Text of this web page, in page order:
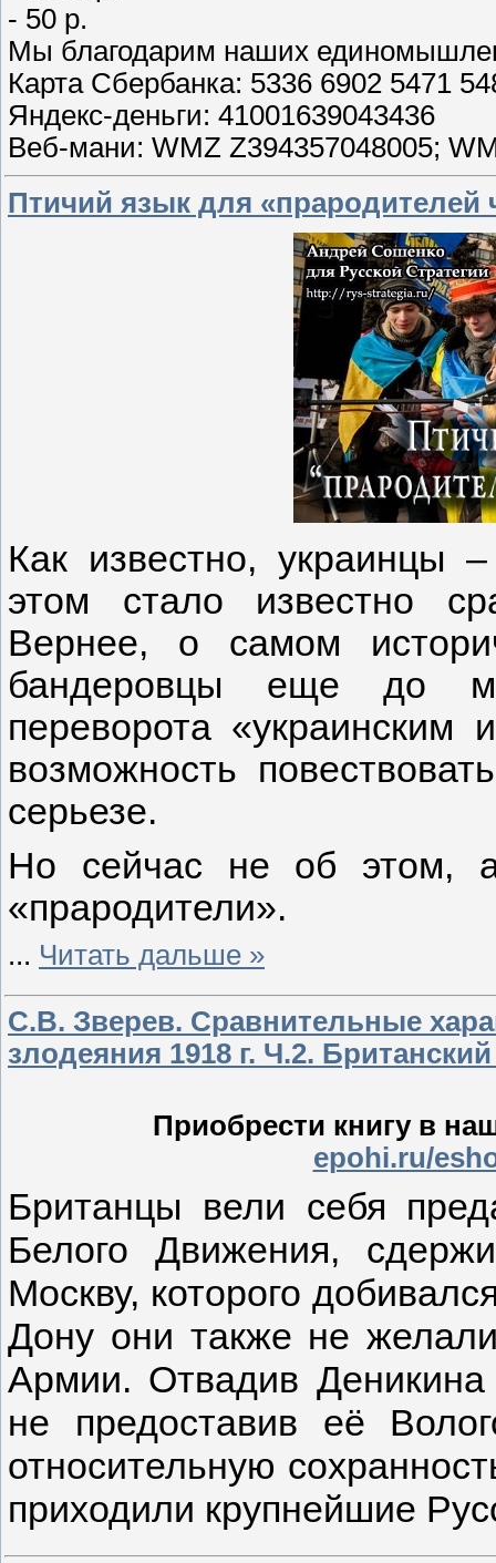
- 50 р.
Мы благодарим наших
Карта Сбербанка: 5336 6902 5471
Яндекс-деньги: 41001639043436
Веб-мани: WMZ Z394357048005;
Птичий язык для «прародителей
Как известно, украинцы
этом стало известно
Вернее, о самом
бандеровцы еще до
переворота «украинским
возможность
серьезе.
Но сейчас не об этом,
«прародители».
... Читать дальше »
С.В. Зверев. Сравнительные
злодеяния 1918 г. Ч.2.
Приобрести книгу в
epohi.ru/
Британцы вели себя
Белого Движения,
Москву, которого
Дону они также не
Армии. Отвадив
не предоставив её
относительную
приходили крупнейшие